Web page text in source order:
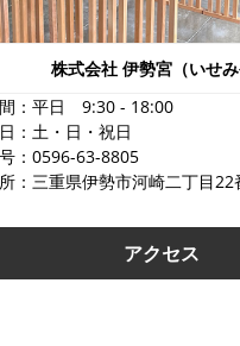
株式会社 伊勢宮（いせみ
：平日 9:30 - 18:00
：土・日・祝日
：0596-63-8805
三重県伊勢市河崎二丁目22
アクセス